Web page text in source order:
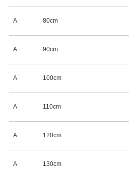
A 80cm
A 90cm
A 100cm
A 110cm
A 120cm
A 130cm